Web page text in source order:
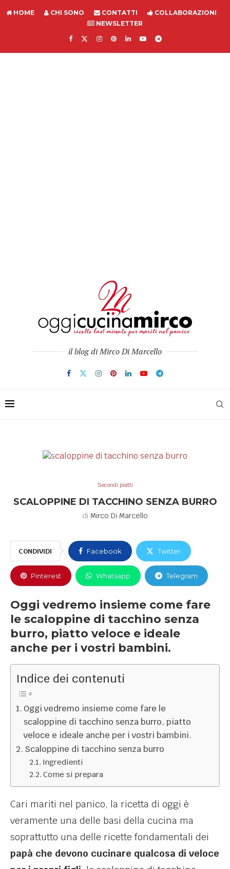
HOME CHI SONO CONTATTI
COLLABORAZIONI
NEWSLETTER
il blog di Mirco Di Marcello
Secondi piatti
SCALOPPINE DI TACCHINO SENZA BURRO
di Mirco Di Marcello
CONDIVIDI Facebook Twitter
Pinterest Whatsapp Telegram
Oggi vedremo insieme come fare
le scaloppine di tacchino senza
burro, piatto veloce e ideale
anche per i vostri bambini.
Indice dei contenuti
Oggi vedremo insieme come fare le
scaloppine di tacchino senza burro, piatto
veloce e ideale anche per i vostri bambini.
Scaloppine di tacchino senza burro
Ingredienti
Come si prepara
Cari mariti nel panico, la ricetta di oggi è
veramente una delle basi della cucina ma
soprattutto una delle ricette fondamentali dei
papà che devono cucinare qualcosa di veloce